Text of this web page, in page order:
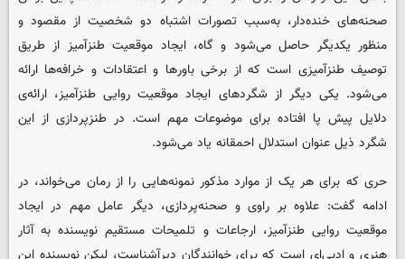
صحنه‌های خنده‌دار، به‌سبب تصورات اشتباه دو شخصیت از مقصود و
منظور یکدیگر حاصل می‌شود و گاه، ایجاد موقعیت طنزآمیز از طریق
توصیف طنزآمیزی است که از برخی باورها و اعتقادات و خرافه‌ها ارائه
می‌شود. یکی دیگر از شگردهای ایجاد موقعیت روایی طنزآمیز، ارائه‌ی
دلایل پیش پا افتاده برای موضوعات مهم است. در طنزپردازی از این
شگرد ذیل عنوان استدلال احمقانه یاد می‌شود.
حری که برای هر یک از موارد مذکور نمونه‌هایی را از رمان می‌خواند، در
ادامه گفت: علاوه بر راوی و صحنه‌پردازی، دیگر عامل مهم در ایجاد
موقعیت روایی طنزآمیز، ارجاعات و تلمیحات مستقیم نویسنده به آثار